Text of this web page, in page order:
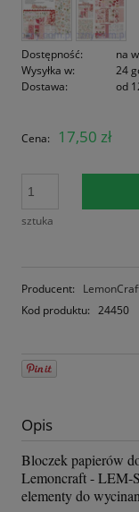
Dostępność:
na
Wysyłka w:
24
Dostawa:
od
Cena nie zawiera
Cena: 17,50 zł
sztuka
Producent:
Kod produktu: 24450
Opis
Bloczek papierów
Lemoncraft - LEM-
elementy do